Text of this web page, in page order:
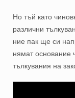
Но тъй като
различни
ние пак ще си
нямат основание
тълкувания на